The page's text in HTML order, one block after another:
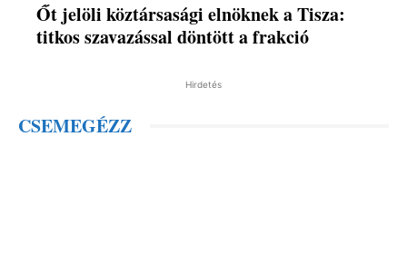
Őt jelöli köztársasági elnöknek a Tisza:
titkos szavazással döntött a frakció
Hirdetés
CSEMEGÉZZ